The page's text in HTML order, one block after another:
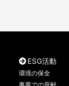
ESG活動
環境の保全